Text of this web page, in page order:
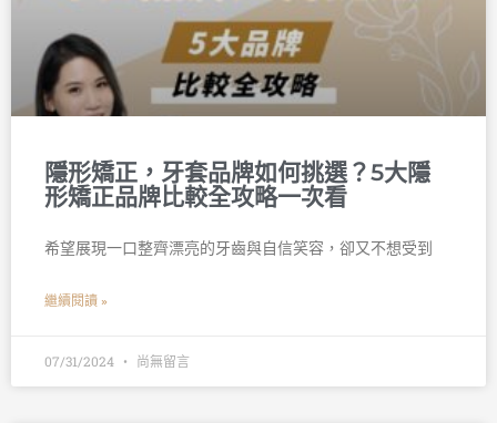
隱形矯正，牙套品牌如何挑選？5大隱
形矯正品牌比較全攻略一次看
希望展現一口整齊漂亮的牙齒與自信笑容，卻又不想受到
繼續閱讀 »
07/31/2024 尚無留言